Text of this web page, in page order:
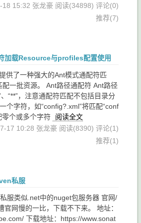
15:32 张龙豪 阅读(34898) 评论(0)
推荐(7)
加载Resource与profiles配置使用
供了一种强大的Ant模式通配符匹
一批资源。 Ant路径通配符 Ant路径
、“**”，注意通配符匹配不包括目录分
个字符，如“config?.xml”将匹配“conf
零个或多个字符
阅读全文
17 10:28 张龙豪 阅读(8390) 评论(1)
推荐(1)
私服
服类似.net中的nuget包服务器 官网/
官网慢的一比，下载不下来。 地址：
下载地址：https://www.sonat